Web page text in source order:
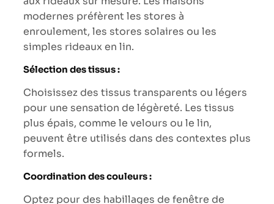
modernes préfèrent les stores à
enroulement, les stores solaires ou les
simples rideaux en lin.
Sélection des tissus :
Choisissez des tissus transparents ou légers
pour une sensation de légèreté. Les tissus
plus épais, comme le velours ou le lin,
peuvent être utilisés dans des contextes plus
formels.
Coordination des couleurs :
Optez pour des habillages de fenêtre de